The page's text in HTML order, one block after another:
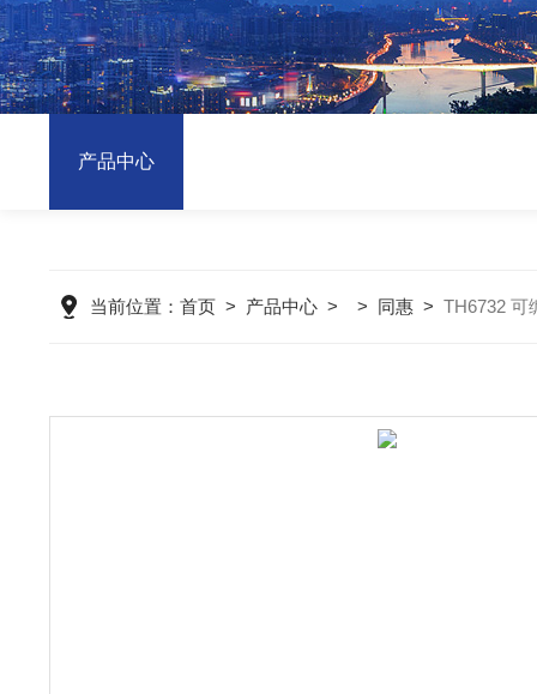
产品中心
当前位置： 首页> 产品中心> > 同惠> TH6732 可